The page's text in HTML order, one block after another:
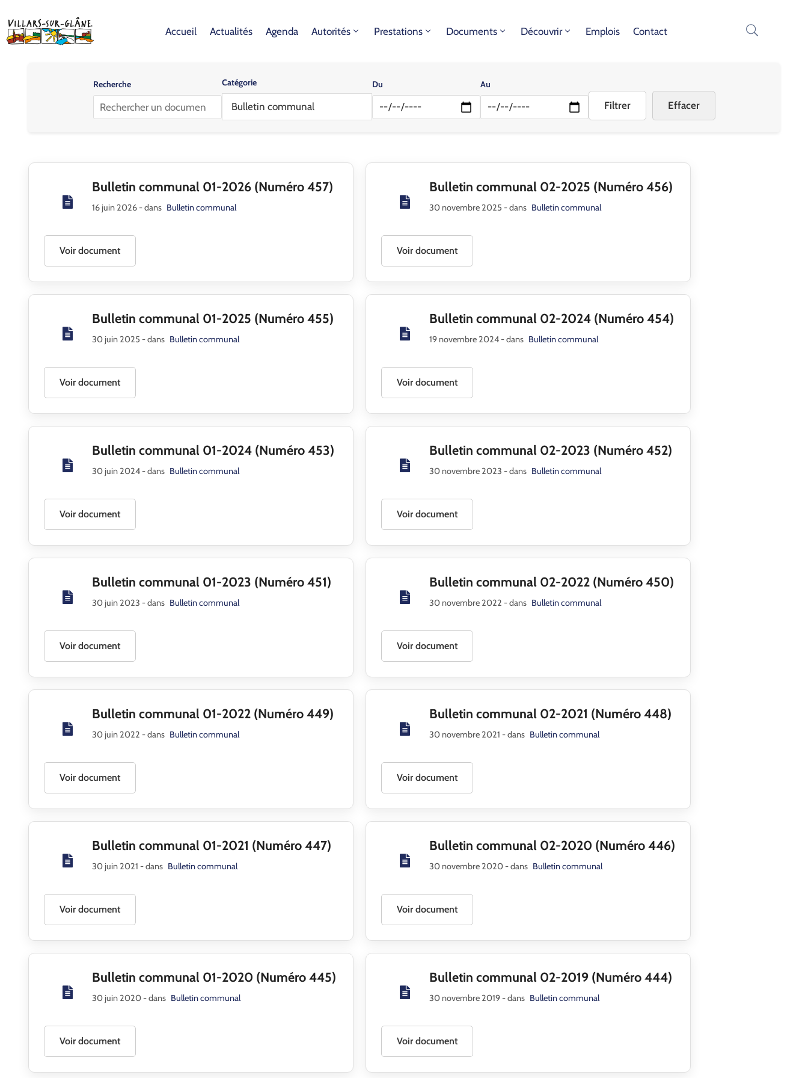
Accueil Actualités Agenda Autorités Prestations Documents Découvrir Emplois Contact
Recherche Catégorie
Bulletin communal
Du Au
Filtrer Effacer
Bulletin communal 01-2026 (Numéro 457)
16 juin 2026- dans Bulletin communal
Voir document
Bulletin communal 02-2025 (Numéro 456)
30 novembre 2025 - dans Bulletin communal
Voir document
Bulletin communal 01-2025 (Numéro 455)
30 juin 2025 - dans Bulletin communal
Voir document
Bulletin communal 02-2024 (Numéro 454)
19 novembre 2024- dans Bulletin communal
Voir document
Bulletin communal 01-2024 (Numéro 453)
30 juin 2024- dans Bulletin communal
Voir document
Bulletin communal 02-2023 (Numéro 452)
30 novembre 2023 - dans Bulletin communal
Voir document
Bulletin communal 01-2023 (Numéro 451)
30 juin 2023 - dans Bulletin communal
Voir document
Bulletin communal 02-2022 (Numéro 450)
30 novembre 2022 - dans Bulletin communal
Voir document
Bulletin communal 01-2022 (Numéro 449)
30 juin 2022 - dans Bulletin communal
Voir document
Bulletin communal 02-2021 (Numéro 448)
30 novembre 2021 - dans Bulletin communal
Voir document
Bulletin communal 01-2021 (Numéro 447)
30 juin 2021 - dans Bulletin communal
Voir document
Bulletin communal 02-2020 (Numéro 446)
30 novembre 2020- dans Bulletin communal
Voir document
Bulletin communal 01-2020 (Numéro 445)
30 juin 2020- dans Bulletin communal
Voir document
Bulletin communal 02-2019 (Numéro 444)
30 novembre 2019- dans Bulletin communal
Voir document